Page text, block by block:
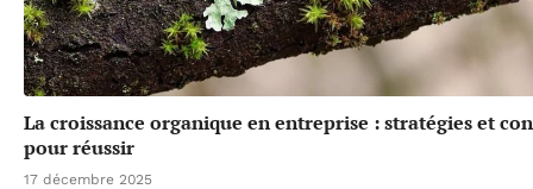
La croissance organique en entreprise : stratégies et
pour réussir
17 décembre 2025